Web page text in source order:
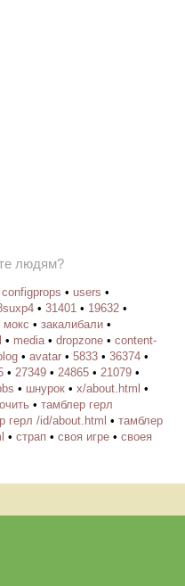
людям?
configprops • users •
• 31401 • 19632 •
мокс • закалибали •
• media • dropzone • content-
• avatar • 5833 • 36374 •
• 27349 • 24865 • 21079 •
• шнурок • х/about.html •
• тамблер герл
герл /id/about.html • тамблер
• страп • своя игре • своея